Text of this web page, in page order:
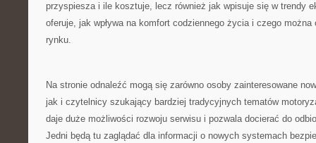
przyspiesza i ile kosztuje, lecz również jak wpisuje się w trendy
oferuje, jak wpływa na komfort codziennego życia i czego można
rynku.
Na stronie odnaleźć mogą się zarówno osoby zainteresowane
jak i czytelnicy szukający bardziej tradycyjnych tematów
daje duże możliwości rozwoju serwisu i pozwala docierać do
Jedni będą tu zaglądać dla informacji o nowych systemach